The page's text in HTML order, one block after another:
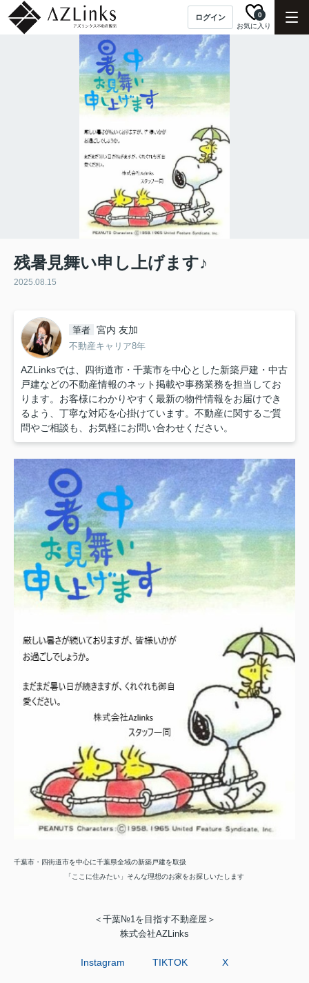
ログイン
お気に入り
0
残暑見舞い申し上げます♪
2025.08.15
筆者 宮内 友加
不動産キャリア8年
AZLinksでは、四街道市・千葉市を中心とした新築戸建・中古
戸建などの不動産情報のネット掲載や事務業務を担当してお
ります。お客様にわかりやすく最新の物件情報をお届けでき
るよう、丁寧な対応を心掛けています。不動産に関するご質
問やご相談も、お気軽にお問い合わせください。
千葉市・四街道市を中心に千葉県全域の新築戸建を取扱
「ここに住みたい」そんな理想のお家をお探しいたします
＜千葉№1を目指す不動産屋＞
株式会社AZLinks
Instagram TIKTOK X